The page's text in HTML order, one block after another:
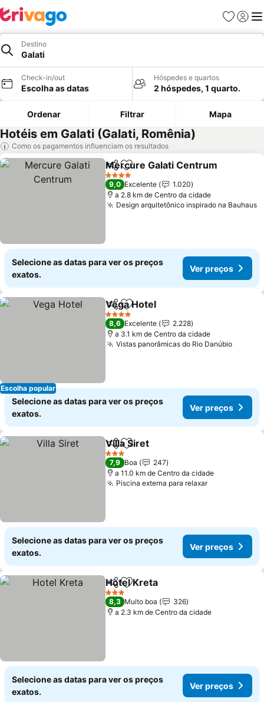
Favoritos
Iniciar
Destino
Galati
Check-in/out
Escolha as datas
Hóspedes e quartos
2 hóspedes, 1 quarto.
Ordenar Filtrar Mapa
Hotéis em Galati (Galati, Romênia)
Como os pagamentos influenciam os resultados
PartilharAdicionar aos favoritos
Mercure Galati Centrum
4 Estrelas
9,0 Excelente
1.020
a 2.8 km de Centro da cidade
Design arquitetônico inspirado na Bauhaus
Selecione as datas para ver os preços
exatos.
Ver preços
Escolha popular
PartilharAdicionar aos favoritos
Vega Hotel
4 Estrelas
8,6 Excelente
2.228
a 3.1 km de Centro da cidade
Vistas panorâmicas do Rio DanúbioVer
Selecione as datas para ver os preços
exatos.
Ver preços
PartilharAdicionar aos favoritos
Villa Siret
3 Estrelas
7,9 Boa
247
a 11.0 km de Centro da cidade
Piscina externa para relaxarVer preços
Selecione as datas para ver os preços
exatos.
Ver preços
PartilharAdicionar aos favoritos
Hotel Kreta
3 Estrelas
8,3 Muito boa
326
a 2.3 km de Centro da cidade
Selecione as datas para ver os preços
exatos.
Ver preços